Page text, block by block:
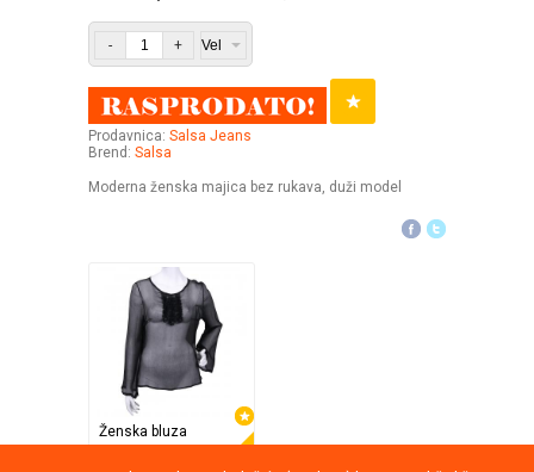
- +
Prodavnica: Salsa Jeans
Brend: Salsa
Moderna ženska majica bez rukava, duži model
Ženska bluza